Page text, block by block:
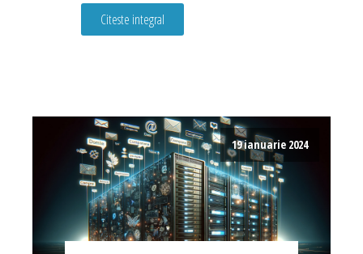
Citeste integral
19 ianuarie 2024